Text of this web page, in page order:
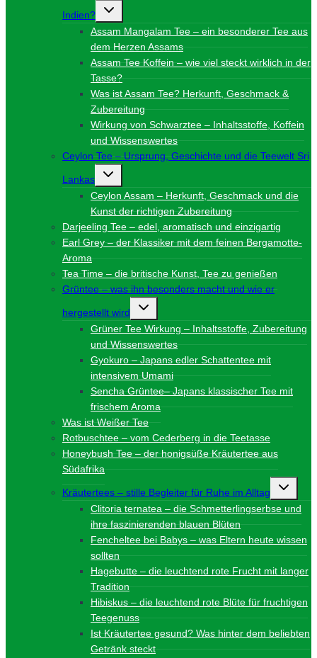
Indien?
Untermenü
Assam Mangalam Tee – ein besonderer Tee aus
dem Herzen Assams
Assam Tee Koffein – wie viel steckt wirklich in der
Tasse?
Was ist Assam Tee? Herkunft, Geschmack &
Zubereitung
Wirkung von Schwarztee – Inhaltsstoffe, Koffein
und Wissenswertes
Ceylon Tee – Ursprung, Geschichte und die Teewelt Sri
Lankas
Untermenü
Ceylon Assam – Herkunft, Geschmack und die
Kunst der richtigen Zubereitung
Darjeeling Tee – edel, aromatisch und einzigartig
Earl Grey – der Klassiker mit dem feinen Bergamotte-
Aroma
Tea Time – die britische Kunst, Tee zu genießen
Grüntee – was ihn besonders macht und wie er
hergestellt wird
Untermenü
Grüner Tee Wirkung – Inhaltsstoffe, Zubereitung
und Wissenswertes
Gyokuro – Japans edler Schattentee mit
intensivem Umami
Sencha Grüntee– Japans klassischer Tee mit
frischem Aroma
Was ist Weißer Tee
Rotbuschtee – vom Cederberg in die Teetasse
Honeybush Tee – der honigsüße Kräutertee aus
Südafrika
Kräutertees – stille Begleiter für Ruhe im Alltag
Clitoria ternatea – die Schmetterlingserbse und
ihre faszinierenden blauen Blüten
Fencheltee bei Babys – was Eltern heute wissen
sollten
Hagebutte – die leuchtend rote Frucht mit langer
Tradition
Hibiskus – die leuchtend rote Blüte für fruchtigen
Teegenuss
Ist Kräutertee gesund? Was hinter dem beliebten
Getränk steckt